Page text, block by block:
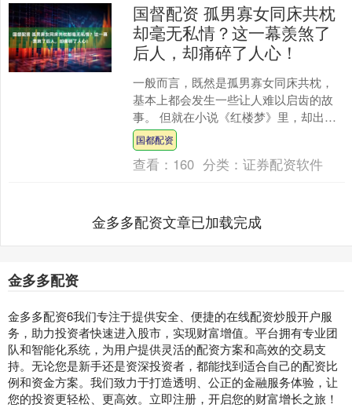
国督配资 孤男寡女同床共枕
却毫无私情？这一幕羡煞了
后人，却痛碎了人心！
一般而言，既然是孤男寡女同床共枕，
基本上都会发生一些让人难以启齿的故
事。 但就在小说《红楼梦》里，却出现
了让大家意想不到的一面，那就是虽然
出现了孤男寡女同床共枕....
国都配资
查看： 160 分类：证券配资软件
金多多配资文章已加载完成
金多多配资
金多多配资6我们专注于提供安全、便捷的在线配资炒股开户服
务，助力投资者快速进入股市，实现财富增值。平台拥有专业团
队和智能化系统，为用户提供灵活的配资方案和高效的交易支
持。无论您是新手还是资深投资者，都能找到适合自己的配资比
例和资金方案。我们致力于打造透明、公正的金融服务体验，让
您的投资更轻松、更高效。立即注册，开启您的财富增长之旅！